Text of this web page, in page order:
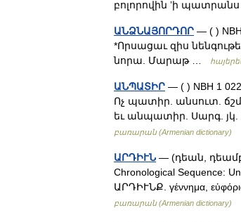
բոլորովին ʼի
ԱՆՁՆԱՅՈՐԴՈՐ — ( )
*Որսացաւ զիս
նորա. Մարաթ …
ԱՆՊԱՏԻՐ — ( ) NBH 1
Ոչ պատիր. անսուտ.
եւ անպատիր. Սարգ. յկ.
բառարան (Armenian dictionary)
ԱՐԴԻՒՆ — (դեան,
Chronological Sequence:
ԱՐԴԻՒՆՔ. γέννημα,
բառարան (Armenian dictionary)